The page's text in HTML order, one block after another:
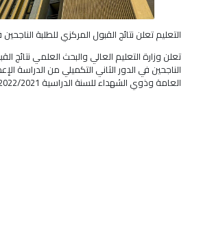
التعليم تعلن نتائج القبول المركزي للطلبة الناجحين
تعلن وزارة التعليم العالي والبحث العلمي نتائج
الناجحين في الدور الثاني التكميلي من الدراسة
العامة وذوي الشهداء للسنة الدراسية 2022/2021.